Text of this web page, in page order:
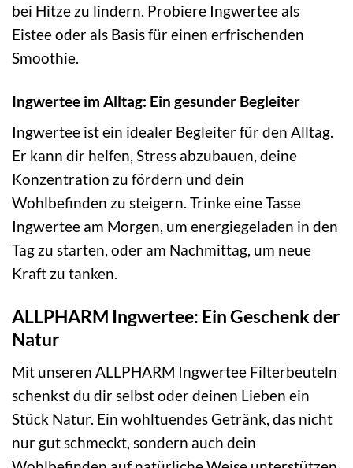
bei Hitze zu lindern. Probiere Ingwertee als
Eistee oder als Basis für einen erfrischenden
Smoothie.
Ingwertee im Alltag: Ein gesunder Begleiter
Ingwertee ist ein idealer Begleiter für den Alltag.
Er kann dir helfen, Stress abzubauen, deine
Konzentration zu fördern und dein
Wohlbefinden zu steigern. Trinke eine Tasse
Ingwertee am Morgen, um energiegeladen in den
Tag zu starten, oder am Nachmittag, um neue
Kraft zu tanken.
ALLPHARM Ingwertee: Ein Geschenk der
Natur
Mit unseren ALLPHARM Ingwertee Filterbeuteln
schenkst du dir selbst oder deinen Lieben ein
Stück Natur. Ein wohltuendes Getränk, das nicht
nur gut schmeckt, sondern auch dein